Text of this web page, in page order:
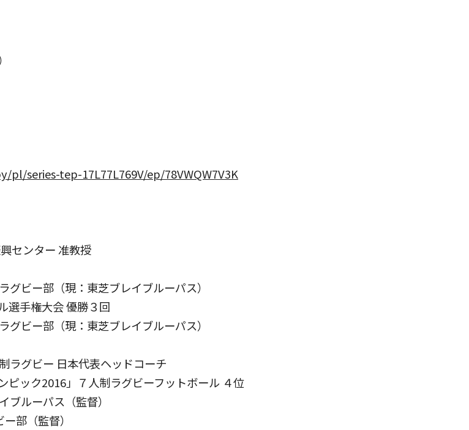
series-tep-17L77L769V/ep/78VWQW7V3K
センター 准教授
グビー部（現：東芝ブレイブルーパス）
権大会 優勝３回
ー部（現：東芝ブレイブルーパス）
ビー 日本代表ヘッドコーチ
2016」７人制ラグビーフットボール ４位
ーパス（監督）
（監督）